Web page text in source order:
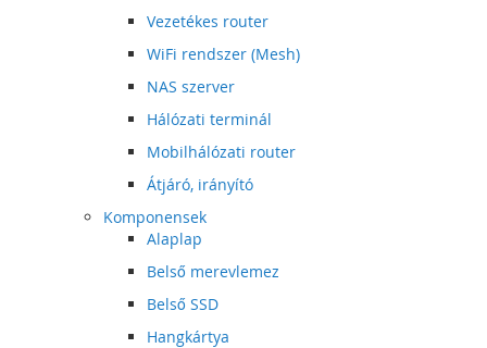
Vezetékes router
WiFi rendszer (Mesh)
NAS szerver
Hálózati terminál
Mobilhálózati router
Átjáró, irányító
Komponensek
Alaplap
Belső merevlemez
Belső SSD
Hangkártya